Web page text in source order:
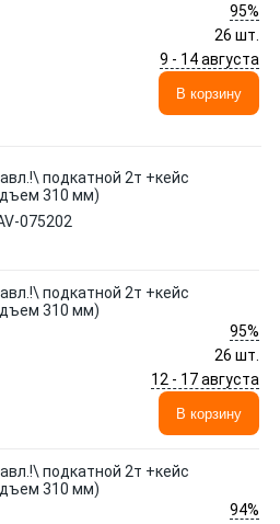
95%
26 шт.
9 - 14 августа
В корзину
подкатной 2т +кейс
310 мм)
075202
подкатной 2т +кейс
310 мм)
95%
26 шт.
12 - 17 августа
В корзину
подкатной 2т +кейс
310 мм)
94%